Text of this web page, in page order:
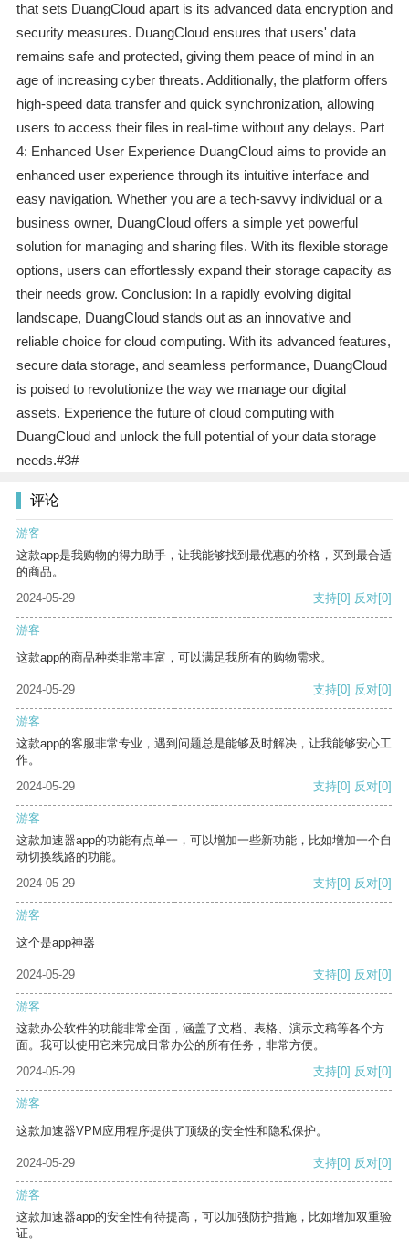
that sets DuangCloud apart is its advanced data encryption and
security measures. DuangCloud ensures that users' data
remains safe and protected, giving them peace of mind in an
age of increasing cyber threats. Additionally, the platform offers
high-speed data transfer and quick synchronization, allowing
users to access their files in real-time without any delays. Part
4: Enhanced User Experience DuangCloud aims to provide an
enhanced user experience through its intuitive interface and
easy navigation. Whether you are a tech-savvy individual or a
business owner, DuangCloud offers a simple yet powerful
solution for managing and sharing files. With its flexible storage
options, users can effortlessly expand their storage capacity as
their needs grow. Conclusion: In a rapidly evolving digital
landscape, DuangCloud stands out as an innovative and
reliable choice for cloud computing. With its advanced features,
secure data storage, and seamless performance, DuangCloud
is poised to revolutionize the way we manage our digital
assets. Experience the future of cloud computing with
DuangCloud and unlock the full potential of your data storage
needs.#3#
评论
游客
这款app是我购物的得力助手，让我能够找到最优惠的价格，买到最合适
的商品。
2024-05-29
支持[0] 反对[0]
游客
这款app的商品种类非常丰富，可以满足我所有的购物需求。
2024-05-29 支持[0] 反对[0]
游客
这款app的客服非常专业，遇到问题总是能够及时解决，让我能够安心工
作。
2024-05-29
支持[0] 反对[0]
游客
这款加速器app的功能有点单一，可以增加一些新功能，比如增加一个自
动切换线路的功能。
2024-05-29
支持[0] 反对[0]
游客
这个是app神器
2024-05-29 支持[0] 反对[0]
游客
这款办公软件的功能非常全面，涵盖了文档、表格、演示文稿等各个方
面。我可以使用它来完成日常办公的所有任务，非常方便。
2024-05-29
支持[0] 反对[0]
游客
这款加速器VPM应用程序提供了顶级的安全性和隐私保护。
2024-05-29 支持[0] 反对[0]
游客
这款加速器app的安全性有待提高，可以加强防护措施，比如增加双重验
证。